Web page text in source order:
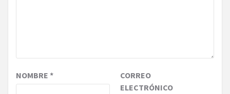
NOMBRE *
CORREO
ELECTRÓNICO